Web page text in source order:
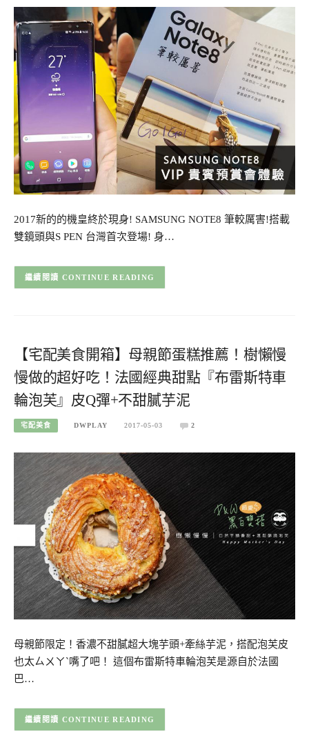
2017新的的機皇終於現身! SAMSUNG NOTE8 筆較厲害!搭載
雙鏡頭與S PEN 台灣首次登場! 身…
CONTINUE READING
【宅配美食開箱】母親節蛋糕推薦！樹懶慢
慢做的超好吃！法國經典甜點『布雷斯特車
輪泡芙』皮Q彈+不甜膩芋泥
宅配美食 DWPLAY 2017-05-03 2
母親節限定！香濃不甜膩超大塊芋頭+牽絲芋泥，搭配泡芙皮
也太ㄙㄨㄚˋ嘴了吧！ 這個布雷斯特車輪泡芙是源自於法國
巴…
CONTINUE READING